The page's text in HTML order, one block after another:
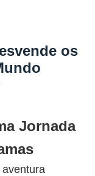
os
Jornada